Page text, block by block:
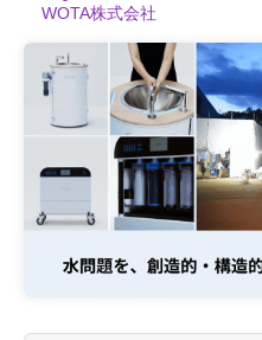
WOTA株式会社